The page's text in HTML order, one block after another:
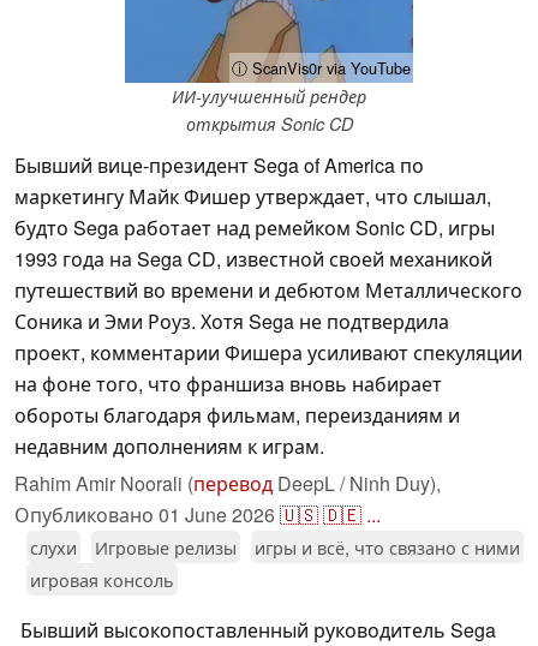
ⓘ ScanVis0r via YouTube
ИИ-улучшенный рендер
открытия Sonic CD
Бывший вице-президент Sega of America по
маркетингу Майк Фишер утверждает, что слышал,
будто Sega работает над ремейком Sonic CD, игры
1993 года на Sega CD, известной своей механикой
путешествий во времени и дебютом Металлического
Соника и Эми Роуз. Хотя Sega не подтвердила
проект, комментарии Фишера усиливают спекуляции
на фоне того, что франшиза вновь набирает
обороты благодаря фильмам, переизданиям и
недавним дополнениям к играм.
Rahim Amir Noorali (перевод DeepL / Ninh Duy),
Опубликовано 01 June 2026🇺🇸🇩🇪 ...
слухи Игровые релизы
игры и всё, что связано с ними
игровая консоль
Бывший высокопоставленный руководитель Sega